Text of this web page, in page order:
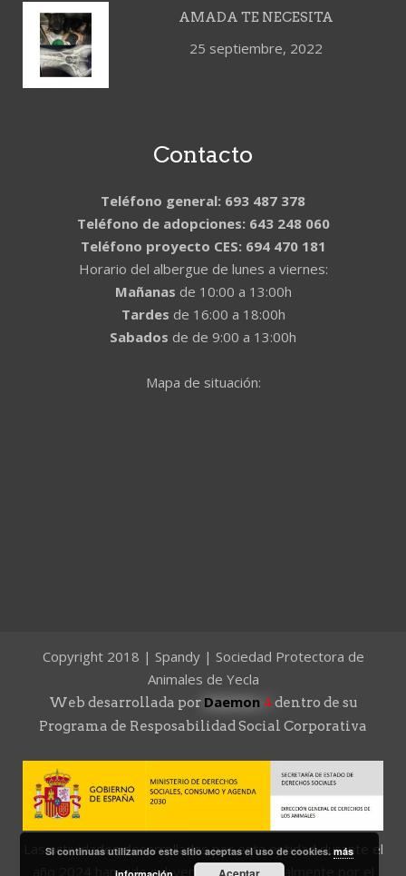
AMADA TE NECESITA
25 septiembre, 2022
Contacto
Teléfono general: 693 487 378
Teléfono de adopciones: 643 248 060
Teléfono proyecto CES: 694 470 181
Horario del albergue de lunes a viernes:
Mañanas de 10:00 a 13:00h
Tardes de 16:00 a 18:00h
Sabados de de 9:00 a 13:00h
Mapa de situación:
Copyright 2018 | Spandy | Sociedad Protectora de
Animales de Yecla
Web desarrollada por Daemon 4dentro de su
Programa de Resposabilidad Social Corporativa
Las actividades desarrolladas por esta entidad durante el
año 2024 han sido subvencionadas parcialmente por el
Si continuas utilizando este sitio aceptas el uso de cookies.más